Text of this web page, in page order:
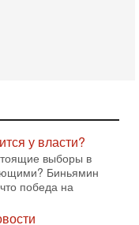
намерен
«Аркия»
30/07/2026
рассматривает
против Ирана
у власти?
выборы в
Биньямин
победа на